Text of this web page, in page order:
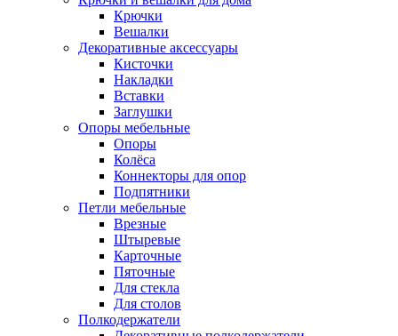
Крючки
Вешалки
Декоративные аксессуары
Кисточки
Накладки
Вставки
Заглушки
Опоры мебельные
Опоры
Колёса
Коннекторы для опор
Подпятники
Петли мебельные
Врезные
Штыревые
Карточные
Пяточные
Для стекла
Для столов
Полкодержатели